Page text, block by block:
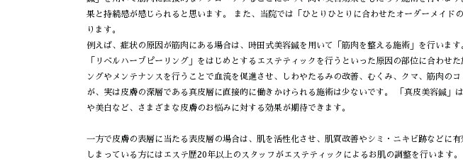
果と持続感が感じられると思います。 また、当院では「ひとりひとりに合わせたオーダーメイ
ります。
例えば、症状の原因が筋肉にある場合は、時田式美容鍼を用いて「筋肉を整える施術」を行いま
「リベルハーブピーリング」をはじめとするエステティックを行うといった原因の部位に合わ
ングやメンテナンスを行うことで血流を促進させ、しわやたるみの改善、むくみ、クマ、筋肉
が、実は皮膚の深層である真皮層に直接的に働きかけられる施術は少ないです。 「真皮美容鍼
や美白など、さまざまな皮膚のお悩みに対する効果が期待できます。
一方で皮膚の表層に当たる表皮層の場合は、肌を活性化させ、肌質改善やシミ・ニキビ跡などに
しまっている方にはエステ歴20年以上のスタッフがエステティックによるお肌の調整を行いま